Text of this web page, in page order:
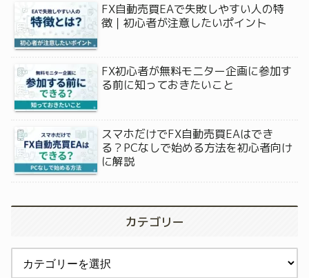
FX自動売買EAで失敗しやすい人の特
徴｜初心者が注意したいポイント
FX初心者が無料モニター企画に参加す
る前に知っておきたいこと
スマホだけでFX自動売買EAはでき
る？PCなしで始める方法を初心者向け
に解説
カテゴリー